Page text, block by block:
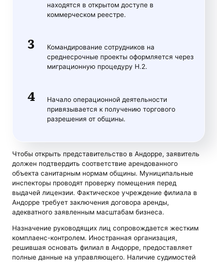
находятся в открытом доступе в
коммерческом реестре.
Командирование сотрудников на
среднесрочные проекты оформляется через
миграционную процедуру H.2.
Начало операционной деятельности
привязывается к получению торгового
разрешения от общины.
Чтобы открыть представительство в Андорре, заявитель
должен подтвердить соответствие арендованного
объекта санитарным нормам общины. Муниципальные
инспекторы проводят проверку помещения перед
выдачей лицензии. Фактическое учреждение филиала в
Андорре требует заключения договора аренды,
адекватного заявленным масштабам бизнеса.
Назначение руководящих лиц сопровождается жестким
комплаенс-контролем. Иностранная организация,
решившая основать филиал в Андорре, предоставляет
полные данные на управляющего. Наличие судимостей